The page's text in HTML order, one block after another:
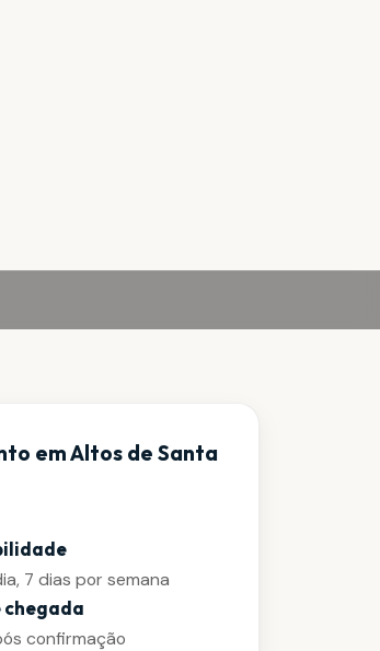
em Altos de Santa
7 dias por semana
chegada
confirmação